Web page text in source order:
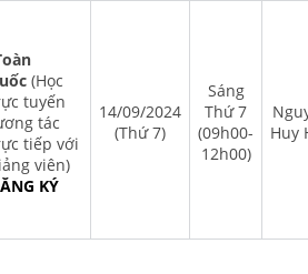
(Học
tuyến
tác
tiếp với
viên)
KÝ
14/09/2024
(Thứ 7)
Sáng
Thứ 7
(09h00-
12h00)
Huy